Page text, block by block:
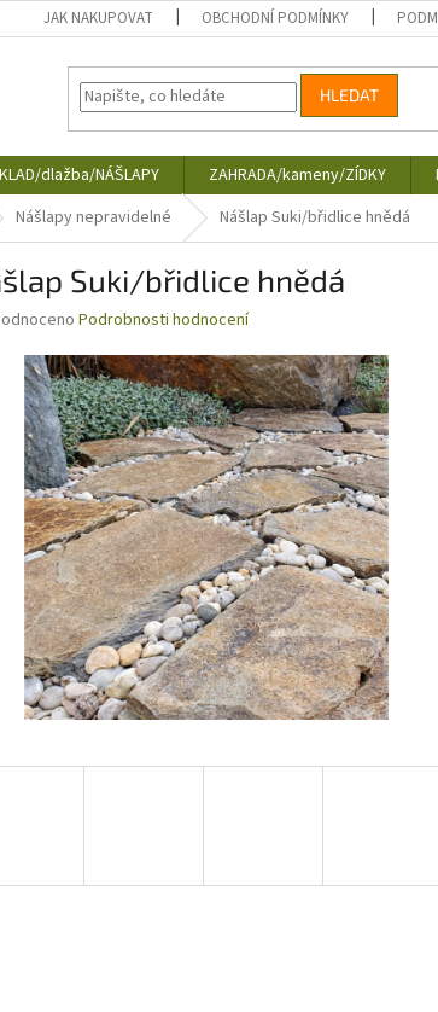
JAK NAKUPOVAT OBCHODNÍ PODMÍNKY
HLEDAT
dlažba/NÁŠLAPY ZAHRADA/kameny/ZÍDKY
Nášlapy nepravidelné Nášlap Suki/břidlice hnědá
Suki/břidlice hnědá
Podrobnosti hodnocení